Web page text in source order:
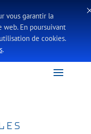
vous garantir la
En poursuivant
de cookies.
.